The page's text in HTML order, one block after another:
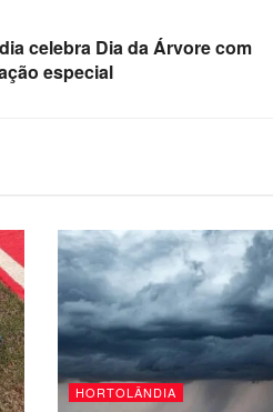
celebra Dia da Árvore com
especial
HORTOLÂNDIA